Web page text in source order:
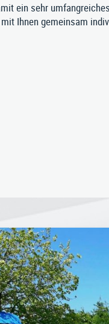
ein sehr
Ihnen gemeinsam